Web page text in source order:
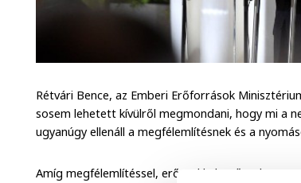
Rétvári Bence, az Emberi Erőforrások
sosem lehetett kívülről megmondani, hogy mi a
ugyanúgy ellenáll a megfélemlítésnek és a
Amíg megfélemlítéssel, erőszakkal, erőszakos